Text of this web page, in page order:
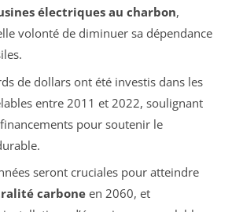
électriques au charbon,
volonté de diminuer sa dépendance
de dollars ont été investis dans les
entre 2011 et 2022, soulignant
pour soutenir le
seront cruciales pour atteindre
carboneen 2060, et